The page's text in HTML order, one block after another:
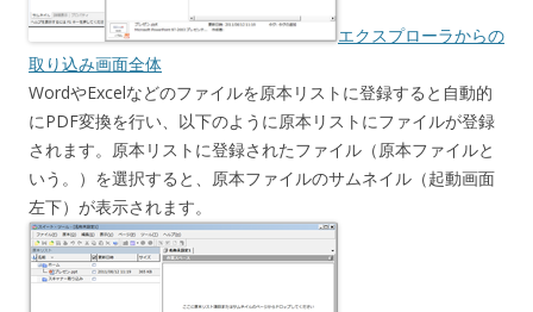
エクスプローラからの
取り込み画面全体
WordやExcelなどのファイルを原本リストに登録すると自動的
にPDF変換を行い、以下のように原本リストにファイルが登録
されます。原本リストに登録されたファイル（原本ファイルと
いう。）を選択すると、原本ファイルのサムネイル（起動画面
左下）が表示されます。